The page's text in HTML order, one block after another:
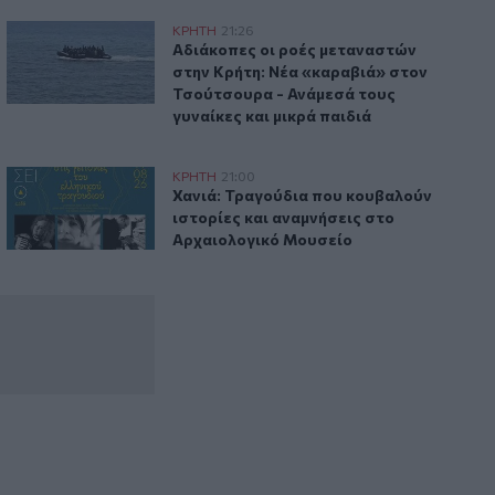
σε χωράφι
που βρέθηκε νεκρή σε χωράφι
Αδιάκοπες οι ροές μεταναστών στην Κρήτη: Νέα
ΚΡΗΤΗ 21:26
Αδιάκοπες οι ροές μεταναστών στην
Αδιάκοπες οι ροές μεταναστών
στην Κρήτη: Νέα «καραβιά» στον
Τσούτσουρα - Ανάμεσά τους
γυναίκες και μικρά παιδιά
(07/08) στην Κρήτη
Χανιά: Τραγούδια που κουβαλούν ιστορίες και
ΚΡΗΤΗ 21:00
Χανιά: Τραγούδια που κουβαλούν
Χανιά: Τραγούδια που κουβαλούν
ιστορίες και αναμνήσεις στο
Αρχαιολογικό Μουσείο